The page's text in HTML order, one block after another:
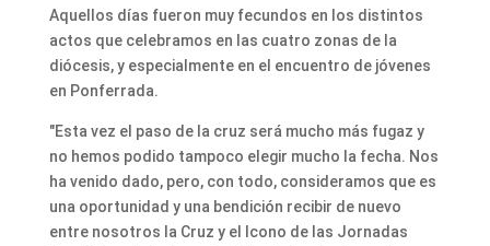
Aquellos días fueron muy fecundos en los distintos
actos que celebramos en las cuatro zonas de la
diócesis, y especialmente en el encuentro de jóvenes
en Ponferrada.
"Esta vez el paso de la cruz será mucho más fugaz y
no hemos podido tampoco elegir mucho la fecha. Nos
ha venido dado, pero, con todo, consideramos que es
una oportunidad y una bendición recibir de nuevo
entre nosotros la Cruz y el Icono de las Jornadas